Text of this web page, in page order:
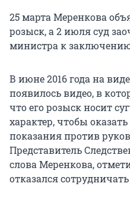
25 марта Меренкова
розыск, а 2 июля суд
министра к
В июне 2016 года на
появилось видео, в
что его розыск носит
характер, чтобы
показания против
Представитель
слова Меренкова,
отказался